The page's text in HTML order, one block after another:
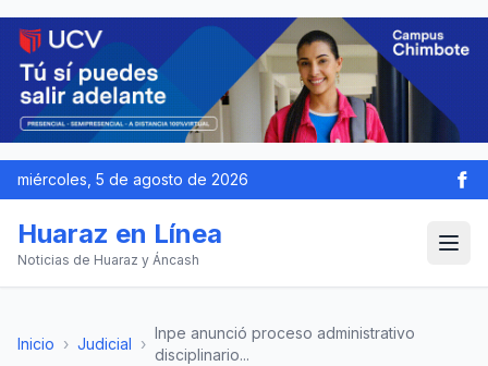
miércoles, 5 de agosto de 2026
Huaraz en Línea
Noticias de Huaraz y Áncash
Inicio › Judicial ›
Inpe anunció proceso administrativo
disciplinario...